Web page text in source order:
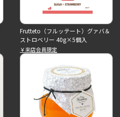
Frutteto（フルッテート）グァバ＆
ストロベリー 40g×5個入
￥来店会員限定